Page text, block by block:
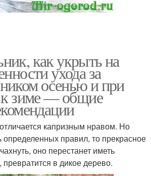
как укрыть на
ухода за
осенью и при
к зиме — общие
капризным нравом. Но
правил, то прекрасное
оно перестанет иметь
в дикое дерево.